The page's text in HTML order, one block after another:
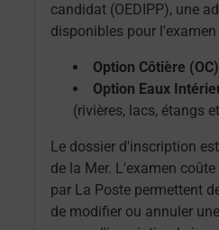
candidat (OEDIPP), une
disponibles pour l'examen
Option Côtière (OC)
Option Eaux
(rivières, lacs, étangs
Le dossier d'inscription
de la Mer. L'examen
par La Poste permettent
de modifier ou annuler